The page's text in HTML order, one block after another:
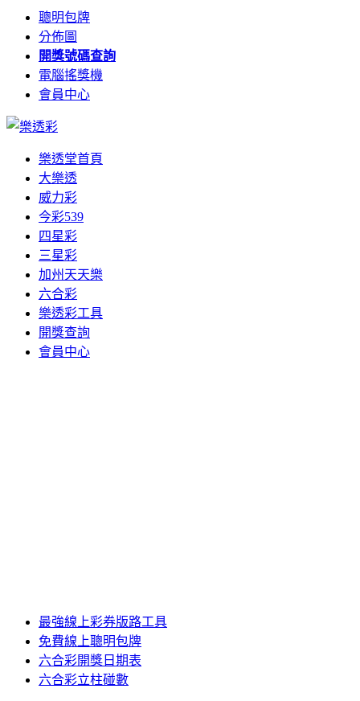
聰明包牌
分佈圖
開獎號碼查詢
電腦搖獎機
會員中心
樂透堂首頁
大樂透
威力彩
今彩539
四星彩
三星彩
加州天天樂
六合彩
樂透彩工具
開獎查詢
會員中心
最強線上彩券版路工具
免費線上聰明包牌
六合彩開獎日期表
六合彩立柱碰數